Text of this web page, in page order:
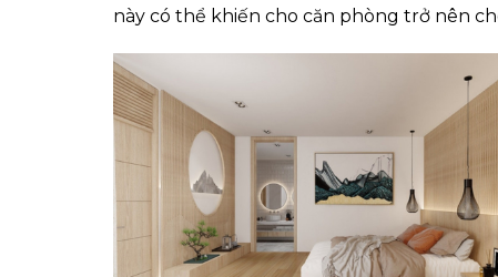
này có thể khiến cho căn phòng trở nên